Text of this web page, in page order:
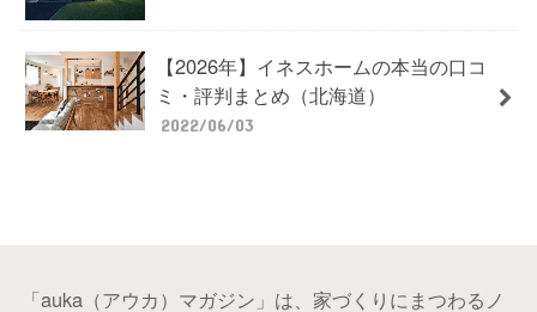
【2026年】イネスホームの本当の口コ
ミ・評判まとめ（北海道）
2022/06/03
「auka（アウカ）マガジン」は、家づくりにまつわるノ